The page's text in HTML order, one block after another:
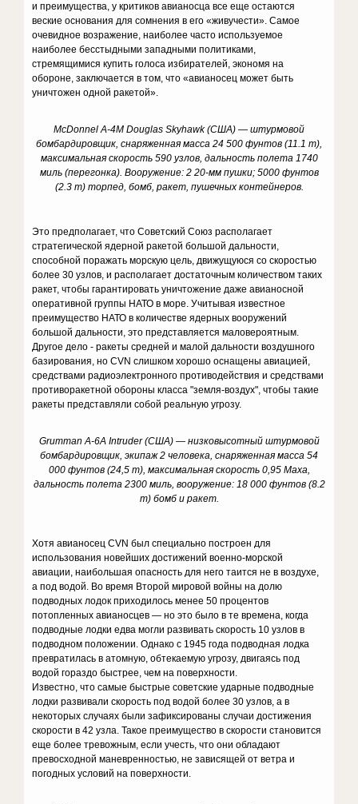
и преимущества, у критиков авианосца все еще остаются
веские основания для сомнения в его «живучести». Самое
очевидное возражение, наиболее часто используемое
наиболее бесстыдными западными политиками,
стремящимися купить голоса избирателей, экономя на
обороне, заключается в том, что «авианосец может быть
уничтожен одной ракетой».
McDonnel A-4M Douglas Skyhawk (США) — штурмовой
бомбардировщик, снаряженная масса 24 500 фунтов (11.1 т),
максимальная скорость 590 узлов, дальность полета 1740
миль (перегонка). Вооружение: 2 20-мм пушки; 5000 фунтов
(2.3 т) торпед, бомб, ракет, пушечных контейнеров.
Это предполагает, что Советский Союз располагает
стратегической ядерной ракетой большой дальности,
способной поражать морскую цель, движущуюся со скоростью
более 30 узлов, и располагает достаточным количеством таких
ракет, чтобы гарантировать уничтожение даже авианосной
оперативной группы НАТО в море. Учитывая известное
преимущество НАТО в количестве ядерных вооружений
большой дальности, это представляется маловероятным.
Другое дело - ракеты средней и малой дальности воздушного
базирования, но CVN слишком хорошо оснащены авиацией,
средствами радиоэлектронного противодействия и средствами
противоракетной обороны класса "земля-воздух", чтобы такие
ракеты представляли собой реальную угрозу.
Grumman A-6A Intruder (США) — низковысотный штурмовой
бомбардировщик, экипаж 2 человека, снаряженная масса 54
000 фунтов (24,5 т), максимальная скорость 0,95 Маха,
дальность полета 2300 миль, вооружение: 18 000 фунтов (8.2
т) бомб и ракет.
Хотя авианосец CVN был специально построен для
использования новейших достижений военно-морской
авиации, наибольшая опасность для него таится не в воздухе,
а под водой. Во время Второй мировой войны на долю
подводных лодок приходилось менее 50 процентов
потопленных авианосцев — но это было в те времена, когда
подводные лодки едва могли развивать скорость 10 узлов в
подводном положении. Однако с 1945 года подводная лодка
превратилась в атомную, обтекаемую угрозу, двигаясь под
водой гораздо быстрее, чем на поверхности.
Известно, что самые быстрые советские ударные подводные
лодки развивали скорость под водой более 30 узлов, а в
некоторых случаях были зафиксированы случаи достижения
скорости в 42 узла. Такое преимущество в скорости становится
еще более тревожным, если учесть, что они обладают
превосходной маневренностью, не зависящей от ветра и
погодных условий на поверхности.